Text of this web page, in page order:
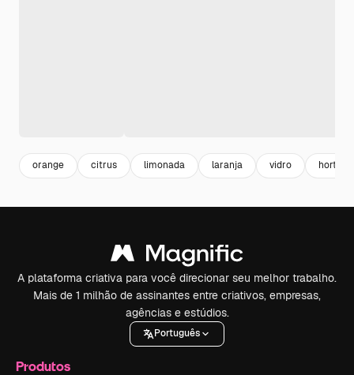
orange citrus limonada laranja vidro hortela
A plataforma criativa para você direcionar seu melhor trabalho.
Mais de 1 milhão de assinantes entre criativos, empresas,
agências e estúdios.
Português
Produtos